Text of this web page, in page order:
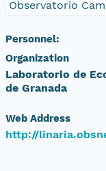
Observatorio
Personnel:
Organization
Laboratorio de
de Granada
Web Address
http://